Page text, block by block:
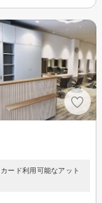
ード利用可能なアット